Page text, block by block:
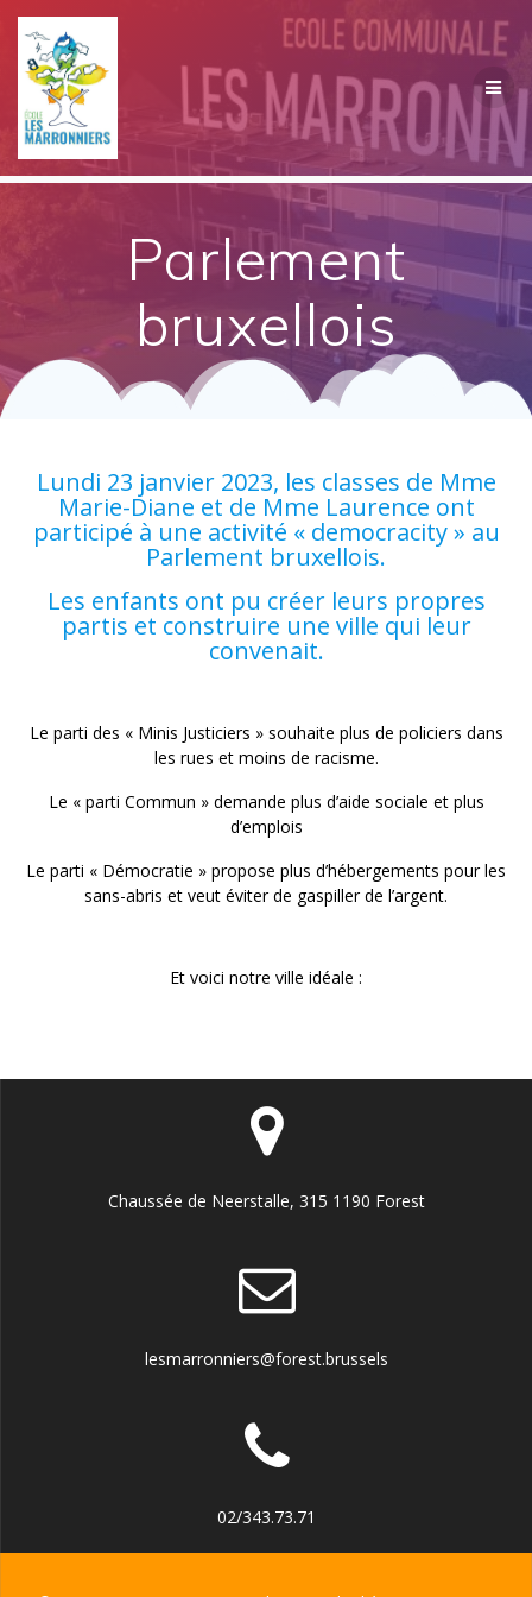
Parlement
bruxellois
Lundi 23 janvier 2023, les classes de Mme
Marie-Diane et de Mme Laurence ont
participé à une activité « democracity » au
Parlement bruxellois.
Les enfants ont pu créer leurs propres
partis et construire une ville qui leur
convenait.
Le parti des « Minis Justiciers » souhaite plus de policiers dans
les rues et moins de racisme.
Le « parti Commun » demande plus d’aide sociale et plus
d’emplois
Le parti « Démocratie » propose plus d’hébergements pour les
sans-abris et veut éviter de gaspiller de l’argent.
Et voici notre ville idéale :
Chaussée de Neerstalle, 315 1190 Forest
lesmarronniers@forest.brussels
02/343.73.71